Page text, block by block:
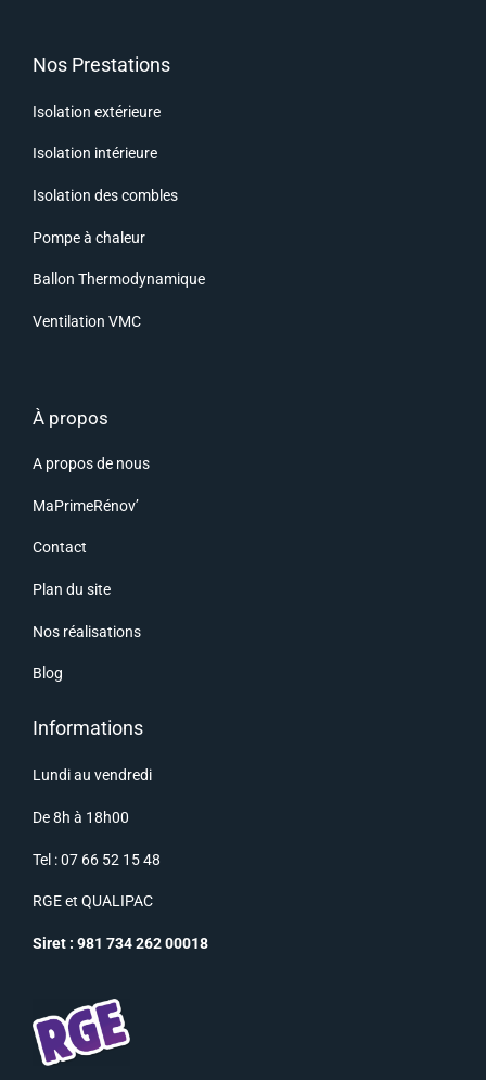
Nos Prestations
Isolation extérieure
Isolation intérieure
Isolation des combles
Pompe à chaleur
Ballon Thermodynamique
Ventilation VMC
À propos
A propos de nous
MaPrimeRénov’
Contact
Plan du site
Nos réalisations
Blog
Informations
Lundi au vendredi
De 8h à 18h00
Tel : 07 66 52 15 48
RGEet QUALIPAC
Siret : 981 734 262 00018